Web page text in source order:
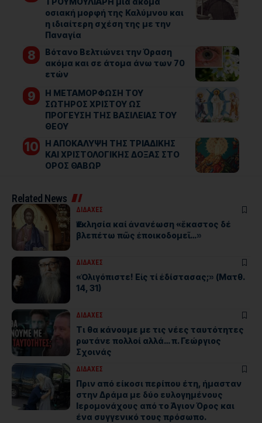
οσιακή μορφή της Καλύμνου και
η ιδιαίτερη σχέση της με την
Παναγία
Βότανο Βελτιώνει την Όραση
ακόμα και σε άτομα άνω των 70
ετών
Η ΜΕΤΑΜΟΡΦΩΣΗ ΤΟΥ
ΣΩΤΗΡΟΣ ΧΡΙΣΤΟΥ ΩΣ
ΠΡΟΓΕΥΣΗ ΤΗΣ ΒΑΣΙΛΕΙΑΣ ΤΟΥ
ΘΕΟΥ
Η ΑΠΟΚΑΛΥΨΗ ΤΗΣ ΤΡΙΑΔΙΚΗΣ
ΚΑΙ ΧΡΙΣΤΟΛΟΓΙΚΗΣ ΔΟΞΑΣ ΣΤΟ
ΟΡΟΣ ΘΑΒΩΡ
Related News
ΔΙΔΑΧΕΣ
Ἐκκλησία καί ἀνανέωση «ἕκαστος δέ
βλεπέτω πῶς ἐποικοδομεῖ…»
ΔΙΔΑΧΕΣ
«Ὀλιγόπιστε! Εἰς τί ἐδίστασας;» (Ματθ.
14, 31)
ΔΙΔΑΧΕΣ
Τι θα κάνουμε με τις νέες ταυτότητες
ρωτάνε πολλοί αλλά… π. Γεώργιος
Σχοινάς
ΔΙΔΑΧΕΣ
Πριν από είκοσι περίπου έτη, ήμασταν
στην Δράμα με δύο ευλογημένους
Ιερομονάχους από το Άγιον Όρος και
ένα συγγενικό τους πρόσωπο.